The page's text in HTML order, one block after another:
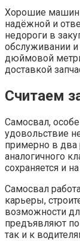
Хорошие
надёжной и
недороги в
обслуживании
дюймовой
доставкой
Считаем
Самосвал,
удовольствие
примерно в
аналогичного
сохраняется и
Самосвал
карьеры,
возможности
предъявляют
так и к